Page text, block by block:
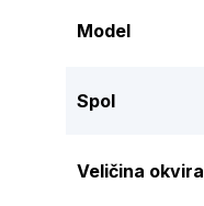
Model
Spol
Veličina okvira